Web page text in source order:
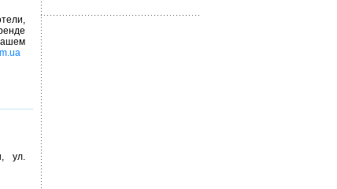
ул.